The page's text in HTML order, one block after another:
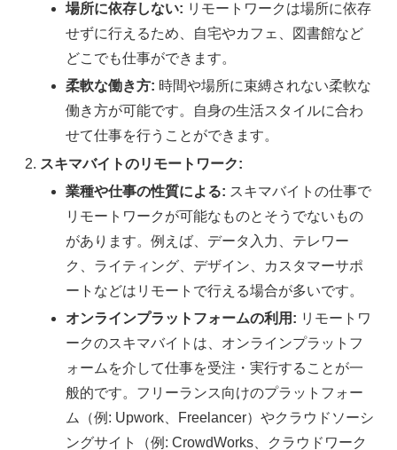
場所に依存しない: リモートワークは場所に依存
せずに行えるため、自宅やカフェ、図書館など
どこでも仕事ができます。
柔軟な働き方: 時間や場所に束縛されない柔軟な
働き方が可能です。自身の生活スタイルに合わ
せて仕事を行うことができます。
スキマバイトのリモートワーク:
業種や仕事の性質による: スキマバイトの仕事で
リモートワークが可能なものとそうでないもの
があります。例えば、データ入力、テレワー
ク、ライティング、デザイン、カスタマーサポ
ートなどはリモートで行える場合が多いです。
オンラインプラットフォームの利用: リモートワ
ークのスキマバイトは、オンラインプラットフ
ォームを介して仕事を受注・実行することが一
般的です。フリーランス向けのプラットフォー
ム（例: Upwork、Freelancer）やクラウドソーシ
ングサイト（例: CrowdWorks、クラウドワーク